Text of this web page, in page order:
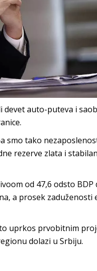
auto-puteva i
smo tako
rezerve zlata i
od 47,6 odsto BDP
a prosek zaduženosti
uprkos prvobitnim
dolazi u Srbiju.